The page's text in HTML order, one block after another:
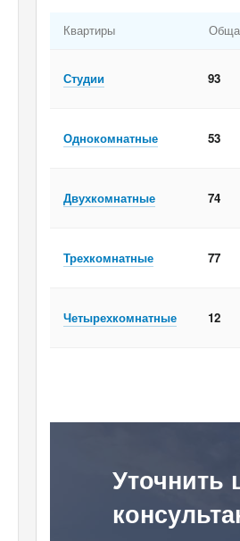
Квартиры
Студии 93
Однокомнатные 53
Двухкомнатные 74
Трехкомнатные 77
Четырехкомнатные 12
Уточнить